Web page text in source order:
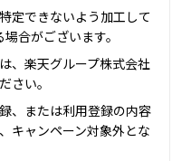
定できないよう加工して
合がございます。
、楽天グループ株式会社
さい。
、または利用登録の内容
キャンペーン対象外とな